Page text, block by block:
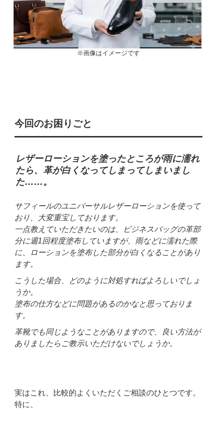
※画像はイメージです
今回のお困りごと
レザーローションを塗ったところが雨に濡れ
たら、革が白くなってしまってしまいまし
た……。
サフィールのユニバーサルレザーローションを使って
おり、大変重宝しております。
一点教えていただきたいのは、ビジネスバッグの革部
分に週1回程度塗布していますが、雨などに濡れた際
に、ローションを塗布した部分が白くなることがあり
ます。
こうした場合、どのように対処すればよろしいでしょ
うか。
塗布の仕方などに問題があるのかなと思っておりま
す。
革靴でも同じようなことがありますので、良い方法が
ありましたらご教示いただけないでしょうか。
実はこれ、比較的よくいただくご相談のひとつです。
特に、